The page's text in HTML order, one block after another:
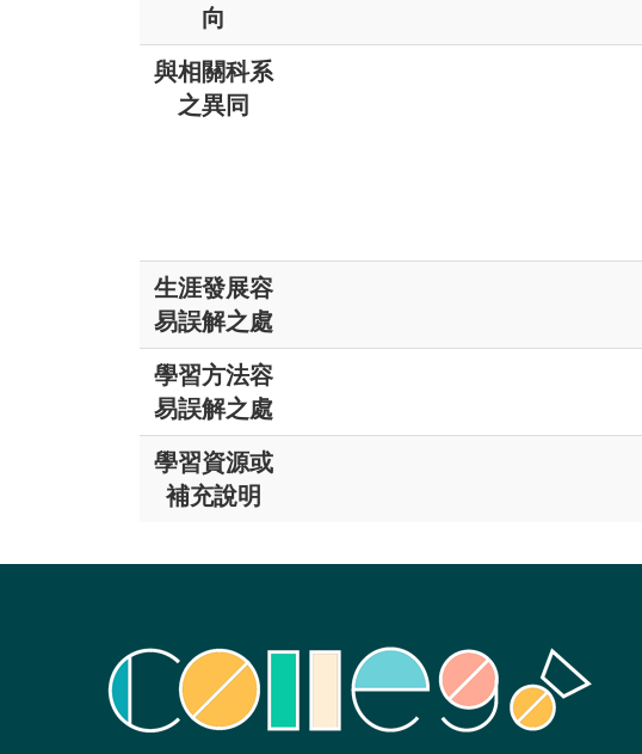
向
與相關科系
之異同
生涯發展容
易誤解之處
學習方法容
易誤解之處
學習資源或
補充說明